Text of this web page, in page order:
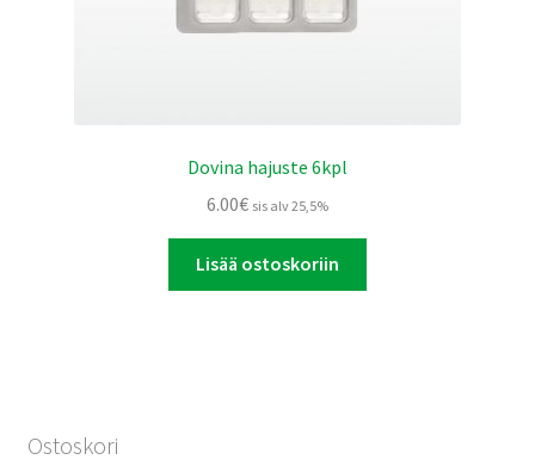
Dovina hajuste 6kpl
6.00€ sis alv 25,5%
Lisää ostoskoriin
Ostoskori